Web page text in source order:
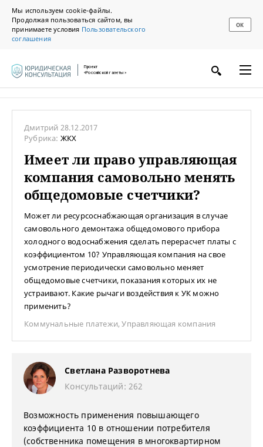
Мы используем cookie-файлы.
Продолжая пользоваться сайтом, вы
принимаете условия Пользовательского
соглашения
ОК
Проект
«Российской газеты»
Дмитрий 28.12.2017
Рубрика: ЖКХ
Имеет ли право управляющая
компания самовольно менять
общедомовые счетчики?
Может ли ресурсоснабжающая организация в случае
самовольного демонтажа общедомового прибора
холодного водоснабжения сделать перерасчет платы с
коэффициентом 10? Управляющая компания на свое
усмотрение периодически самовольно меняет
общедомовые счетчики, показания которых их не
устраивают. Какие рычаги воздействия к УК можно
применить?
Коммунальные платежи,Управляющая компания
Светлана Разворотнева
Консультаций: 262
Возможность применения повышающего
коэффициента 10 в отношении потребителя
(собственника помещения в многоквартирном